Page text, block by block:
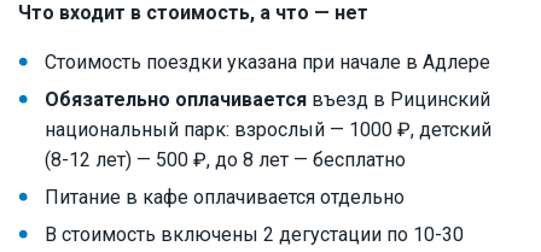
Что входит в стоимость, а что — нет
Стоимость поездки указана при начале в Адлере
Обязательно оплачивается въезд в Рицинский
национальный парк: взрослый — 1000 ₽, детский
(8-12 лет) — 500 ₽, до 8 лет — бесплатно
Питание в кафе оплачивается отдельно
В стоимость включены 2 дегустации по 10-30